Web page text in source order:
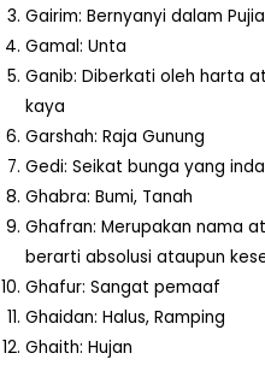
Gairim: Bernyanyi dalam
Gamal: Unta
Ganib: Diberkati oleh harta
kaya
Garshah: Raja Gunung
Gedi: Seikat bunga yang
Ghabra: Bumi, Tanah
Ghafran: Merupakan nama
berarti absolusi ataupun
Ghafur: Sangat pemaaf
Ghaidan: Halus, Ramping
Ghaith: Hujan